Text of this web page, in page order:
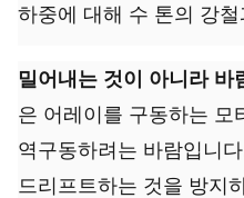
하중에 대해 수 톤의 강
밀어내는 것이 아니라 바
은 어레이를 구동하는 모
역구동하려는 바람입니
드리프트하는 것을 방지